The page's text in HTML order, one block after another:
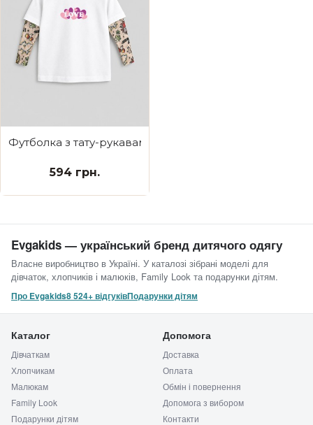
Футболка з тату-рукавами Дрейк Ukraine біла
594 грн.
Evgakids — український бренд дитячого одягу
Власне виробництво в Україні. У каталозі зібрані моделі для
дівчаток, хлопчиків і малюків, Family Look та подарунки дітям.
Про Evgakids8 524+ відгуківПодарунки дітям
Каталог
Дівчаткам
Хлопчикам
Малюкам
Family Look
Подарунки дітям
Допомога
Доставка
Оплата
Обмін і повернення
Допомога з вибором
Контакти